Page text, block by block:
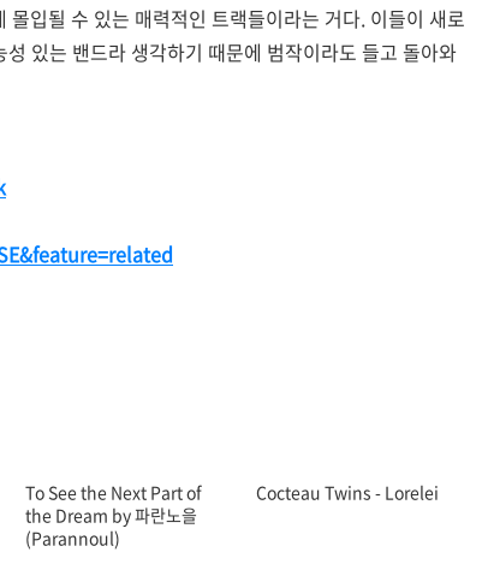
입될 수 있는 매력적인 트랙들이라는 거다. 이들이 새로
있는 밴드라 생각하기 때문에 범작이라도 들고 돌아와
To See the Next Part of
the Dream by 파란노을
(Parannoul)
Cocteau Twins - Lorelei